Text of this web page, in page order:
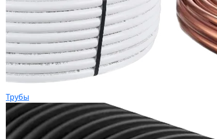
Трубы